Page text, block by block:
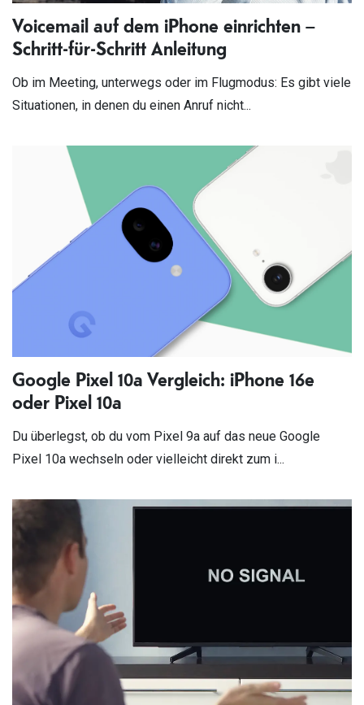
Voicemail auf dem iPhone einrichten –
Schritt-für-Schritt Anleitung
Ob im Meeting, unterwegs oder im Flugmodus: Es gibt viele
Situationen, in denen du einen Anruf nicht...
Google Pixel 10a Vergleich: iPhone 16e
oder Pixel 10a
Du überlegst, ob du vom Pixel 9a auf das neue Google
Pixel 10a wechseln oder vielleicht direkt zum i...